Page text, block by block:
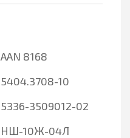
AAN 8168
5404.3708-10
5336-3509012-02
НШ-10Ж-04Л